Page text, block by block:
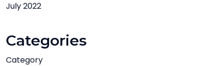
July 2022
Categories
Category